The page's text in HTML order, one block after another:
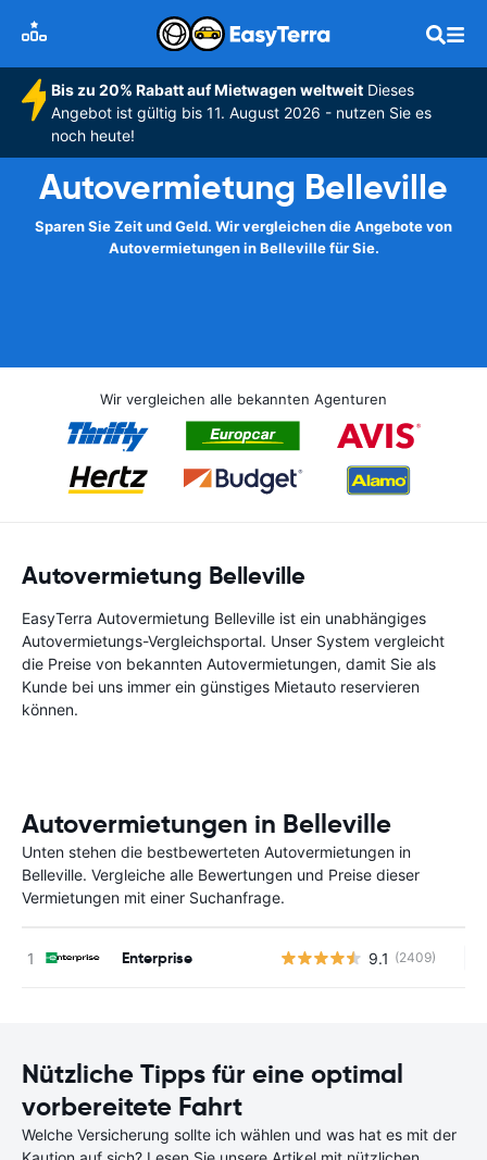
Bis zu 20% Rabatt auf Mietwagen weltweitDieses
Angebot ist gültig bis 11. August 2026 - nutzen Sie es
noch heute!
Autovermietung Belleville
Sparen Sie Zeit und Geld. Wir vergleichen die Angebote von
Autovermietungen in Belleville für Sie.
Wir vergleichen alle bekannten Agenturen
Autovermietung Belleville
EasyTerra Autovermietung Belleville ist ein unabhängiges
Autovermietungs-Vergleichsportal. Unser System vergleicht
die Preise von bekannten Autovermietungen, damit Sie als
Kunde bei uns immer ein günstiges Mietauto reservieren
können.
Autovermietungen in Belleville
Unten stehen die bestbewerteten Autovermietungen in
Belleville. Vergleiche alle Bewertungen und Preise dieser
Vermietungen mit einer Suchanfrage.
Enterprise 9.1 (2409)
Nützliche Tipps für eine optimal
vorbereitete Fahrt
Welche Versicherung sollte ich wählen und was hat es mit der